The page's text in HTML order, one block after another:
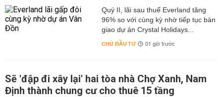
Quý II, lãi sau thuế Everland tăng
96% so với cùng kỳ nhờ tiếp tục bàn
giao dự án Crystal Holidays...
CHỦ ĐẦU TƯ 01 giờ trước
Sẽ 'đập đi xây lại' hai tòa nhà Chợ Xanh, Nam
Định thành chung cư cho thuê 15 tầng